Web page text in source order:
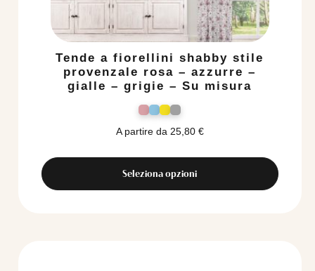
Tende a fiorellini shabby stile
provenzale rosa – azzurre –
gialle – grigie – Su misura
A partire da 25,80 €
Seleziona opzioni